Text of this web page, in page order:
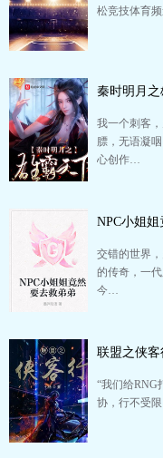
松竞技体育
秦时明月
我一个刺客
膘，无语凝
心创作…
NPC小姐
交错的世界
的传奇，一
今…
联盟之侠客
“我们给RNG
协，行不受